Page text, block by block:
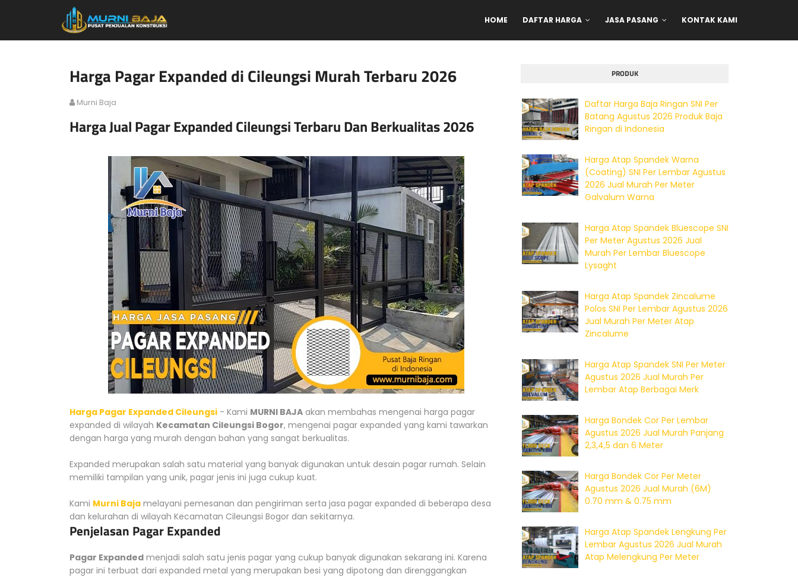
HOME DAFTAR HARGA JASA PASANG KONTAK KAMI
Harga Pagar Expanded di Cileungsi Murah Terbaru 2026
Murni Baja
Harga Jual Pagar Expanded Cileungsi Terbaru Dan Berkualitas 2026
Harga Pagar Expanded Cileungsi - Kami MURNI BAJA akan membahas mengenai harga pagar
expanded di wilayah Kecamatan Cileungsi Bogor, mengenai pagar expanded yang kami tawarkan
dengan harga yang murah dengan bahan yang sangat berkualitas.
Expanded merupakan salah satu material yang banyak digunakan untuk desain pagar rumah. Selain
memiliki tampilan yang unik, pagar jenis ini juga cukup kuat.
Kami Murni Baja melayani pemesanan dan pengiriman serta jasa pagar expanded di beberapa desa
dan kelurahan di wilayah Kecamatan Cileungsi Bogor dan sekitarnya.
Penjelasan Pagar Expanded
Pagar Expanded menjadi salah satu jenis pagar yang cukup banyak digunakan sekarang ini. Karena
pagar ini terbuat dari expanded metal yang merupakan besi yang dipotong dan direnggangkan
PRODUK
Daftar Harga Baja Ringan SNI Per
Batang Agustus 2026 Produk Baja
Ringan di Indonesia
Harga Atap Spandek Warna
(Coating) SNI Per Lembar Agustus
2026 Jual Murah Per Meter
Galvalum Warna
Harga Atap Spandek Bluescope SNI
Per Meter Agustus 2026 Jual
Murah Per Lembar Bluescope
Lysaght
Harga Atap Spandek Zincalume
Polos SNI Per Lembar Agustus 2026
Jual Murah Per Meter Atap
Zincalume
Harga Atap Spandek SNI Per Meter
Agustus 2026 Jual Murah Per
Lembar Atap Berbagai Merk
Harga Bondek Cor Per Lembar
Agustus 2026 Jual Murah Panjang
2,3,4,5 dan 6 Meter
Harga Bondek Cor Per Meter
Agustus 2026 Jual Murah (6M)
0.70 mm & 0.75 mm
Harga Atap Spandek Lengkung Per
Lembar Agustus 2026 Jual Murah
Atap Melengkung Per Meter